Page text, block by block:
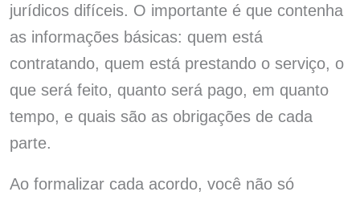
jurídicos difíceis. O importante é que contenha
as informações básicas: quem está
contratando, quem está prestando o serviço, o
que será feito, quanto será pago, em quanto
tempo, e quais são as obrigações de cada
parte.
Ao formalizar cada acordo, você não só